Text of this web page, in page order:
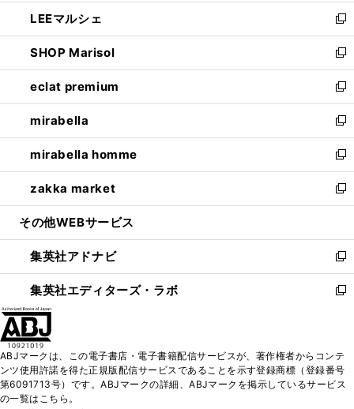
く
で
開
く
ン
ド
ウ
で
開
く
ウ
ィ
ン
ド
ウ
で
開
く
し
い
ウ
ィ
ン
ド
ウ
で
開
く
LEEマルシェ
新
し
い
ウ
ィ
ン
ド
ウ
で
開
く
SHOP Marisol
新
し
い
ウ
ィ
ン
ド
ウ
で
開
eclat premium
新
し
い
ウ
ィ
ン
ド
ウ
開
く
mirabella
新
し
い
ウ
ィ
ン
ウ
で
開
く
mirabella homme
新
し
い
ウ
ン
ド
ウ
で
zakka market
新
し
ウ
ィ
ン
ド
く
その他WEBサービス
集英社アドナビ
新
し
い
ド
ウ
で
集英社エディターズ・ラボ
新
ィ
ン
ド
ABJマークは、この電子書店・電子書籍配信サービスが、著作権者からコンテ
ンツ使用許諾を得た正規版配信サービスであることを示す登録商標（登録番号
第6091713号）です。ABJマークの詳細、ABJマークを掲示しているサービス
の一覧はこちら。